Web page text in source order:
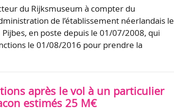
du Rijksmuseum à compter du
de l’établissement néerlandais le
en poste depuis le 01/07/2008, qui
le 01/08/2016 pour prendre la
après le vol à un particulier
estimés 25 M€